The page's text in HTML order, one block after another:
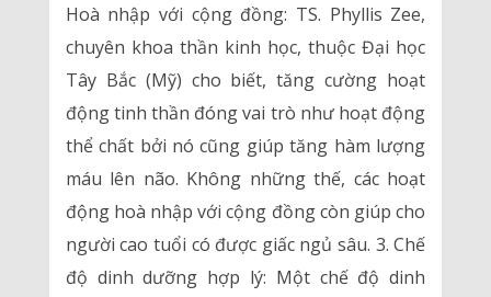
Hoà nhập với cộng đồng: TS. Phyllis Zee,
chuyên khoa thần kinh học, thuộc Đại học
Tây Bắc (Mỹ) cho biết, tăng cường hoạt
động tinh thần đóng vai trò như hoạt động
thể chất bởi nó cũng giúp tăng hàm lượng
máu lên não. Không những thế, các hoạt
động hoà nhập với cộng đồng còn giúp cho
người cao tuổi có được giấc ngủ sâu. 3. Chế
độ dinh dưỡng hợp lý: Một chế độ dinh